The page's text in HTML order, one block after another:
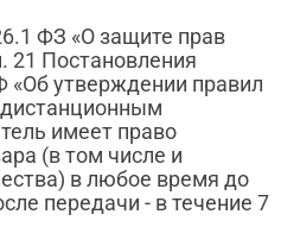
ФЗ «О защите прав
21 Постановления
«Об утверждении правил
имеет право
(в том числе и
в любое время до
передачи - в течение 7